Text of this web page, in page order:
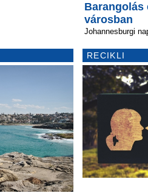
Barangolás
városban
Johannesburgi
RECIKLI